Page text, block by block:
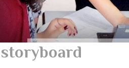
storyboard